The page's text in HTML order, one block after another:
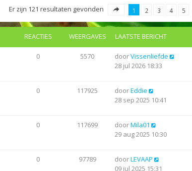
Er zijn 121 resultaten gevonden 1 2 3 4 5
REACTIES WEERGAVES LAATSTE BERICHT
0 5570 doorVissenliefde
28 jul 2026 18:33
0 117925 doorEddie
28 sep 2025 10:41
0 117699 doorMila01
29 aug 2025 10:30
0 97789 doorLEVAAP
09 jul 2025 15:31